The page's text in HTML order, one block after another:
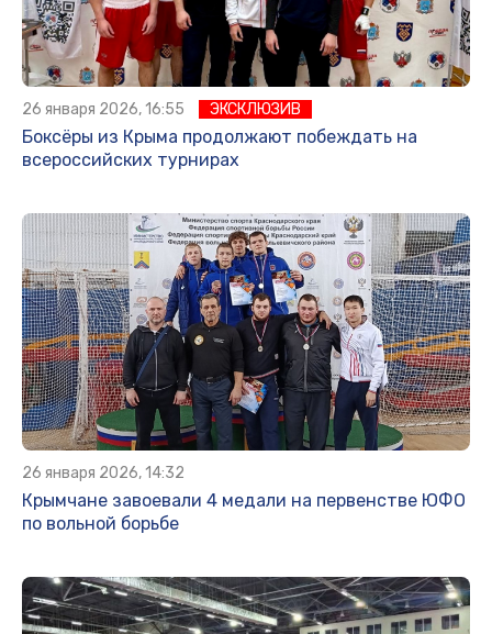
26 января 2026, 16:55 ЭКСКЛЮЗИВ
Боксёры из Крыма продолжают побеждать на
всероссийских турнирах
26 января 2026, 14:32
Крымчане завоевали 4 медали на первенстве ЮФО
по вольной борьбе